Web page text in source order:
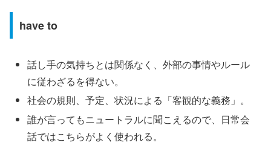
have to
話し手の気持ちとは関係なく、外部の事情やルール
に従わざるを得ない。
社会の規則、予定、状況による「客観的な義務」。
誰が言ってもニュートラルに聞こえるので、日常会
話ではこちらがよく使われる。